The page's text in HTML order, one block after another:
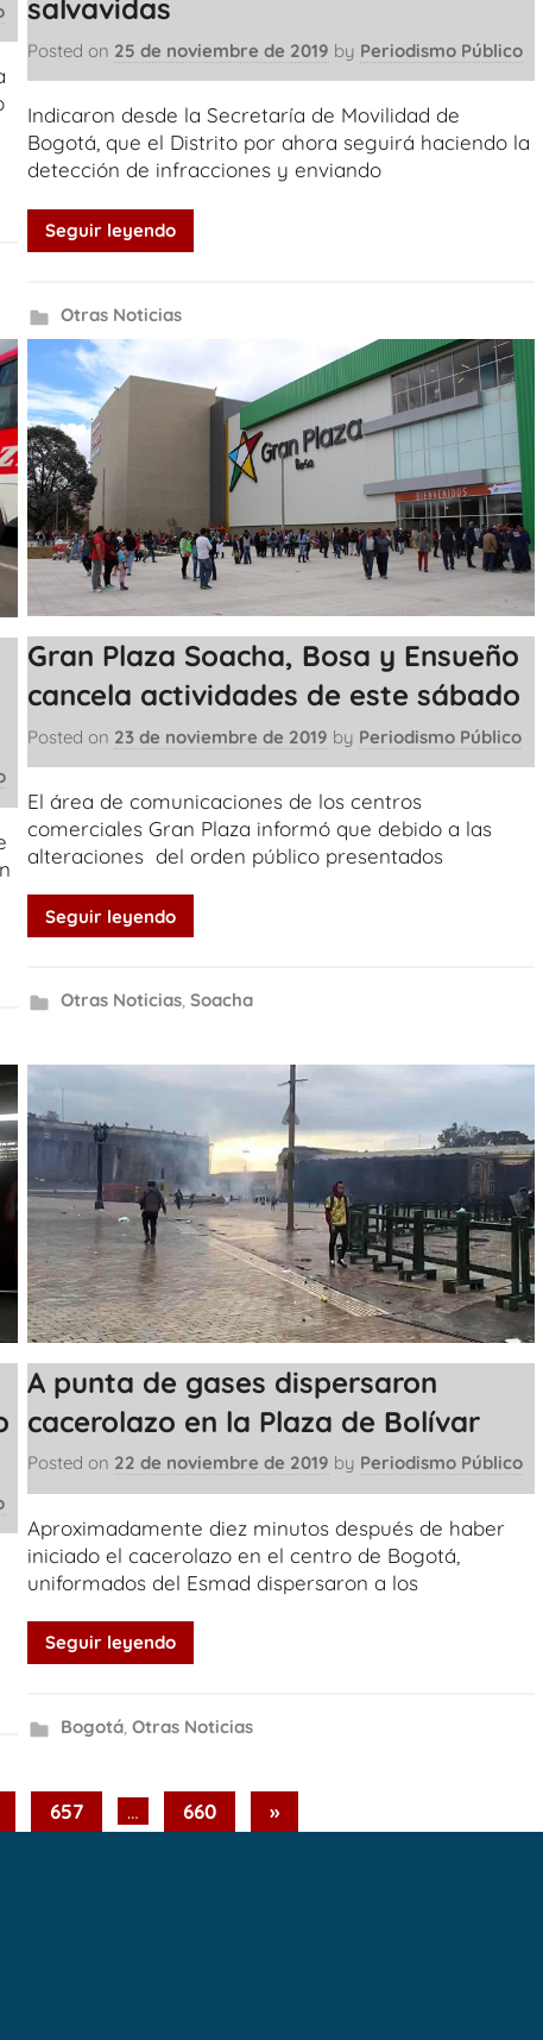
salvavidas
Posted on 25 de noviembre de 2019 by Periodismo Público
Indicaron desde la Secretaría de Movilidad de
Bogotá, que el Distrito por ahora seguirá haciendo la
detección de infracciones y enviando
Seguir leyendo
Otras Noticias
Gran Plaza Soacha, Bosa y Ensueño
cancela actividades de este sábado
Posted on 23 de noviembre de 2019 by Periodismo Público
El área de comunicaciones de los centros
comerciales Gran Plaza informó que debido a las
alteraciones del orden público presentados
Seguir leyendo
Otras Noticias, Soacha
A punta de gases dispersaron
cacerolazo en la Plaza de Bolívar
Posted on 22 de noviembre de 2019 by Periodismo Público
Aproximadamente diez minutos después de haber
iniciado el cacerolazo en el centro de Bogotá,
uniformados del Esmad dispersaron a los
Seguir leyendo
Bogotá, Otras Noticias
657 … 660
Next
Posts
»